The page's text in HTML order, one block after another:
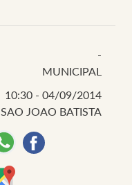
-
MUNICIPAL
10:30 - 04/09/2014
SAO JOAO BATISTA